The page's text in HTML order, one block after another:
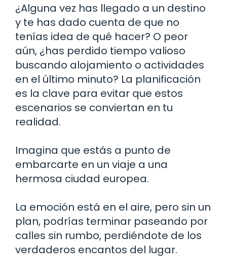
¿Alguna vez has llegado a un destino
y te has dado cuenta de que no
tenías idea de qué hacer? O peor
aún, ¿has perdido tiempo valioso
buscando alojamiento o actividades
en el último minuto? La planificación
es la clave para evitar que estos
escenarios se conviertan en tu
realidad.
Imagina que estás a punto de
embarcarte en un viaje a una
hermosa ciudad europea.
La emoción está en el aire, pero sin un
plan, podrías terminar paseando por
calles sin rumbo, perdiéndote de los
verdaderos encantos del lugar.